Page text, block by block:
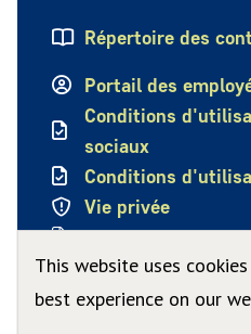
This website uses
best experience on our
Répertoire des
Portail des
Conditions
sociaux
Conditions
Vie privée
Politique de